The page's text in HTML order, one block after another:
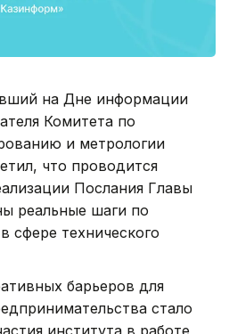
на Дне информации
Комитета по
и метрологии
что проводится
Послания Главы
реальные шаги по
сфере технического
барьеров для
стало
института в работе